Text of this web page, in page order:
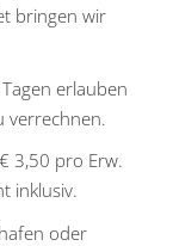
brin­gen wir
erlauben
verrechnen.
3,50 pro Erw.
inklusiv.
oder